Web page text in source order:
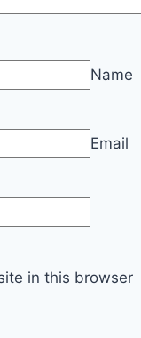
Name
Email
in this browser